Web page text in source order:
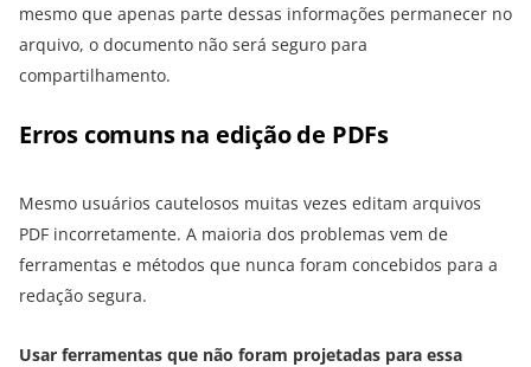
mesmo que apenas parte dessas informações permanecer no
arquivo, o documento não será seguro para
compartilhamento.
Erros comuns na edição de PDFs
Mesmo usuários cautelosos muitas vezes editam arquivos
PDF incorretamente. A maioria dos problemas vem de
ferramentas e métodos que nunca foram concebidos para a
redação segura.
Usar ferramentas que não foram projetadas para essa